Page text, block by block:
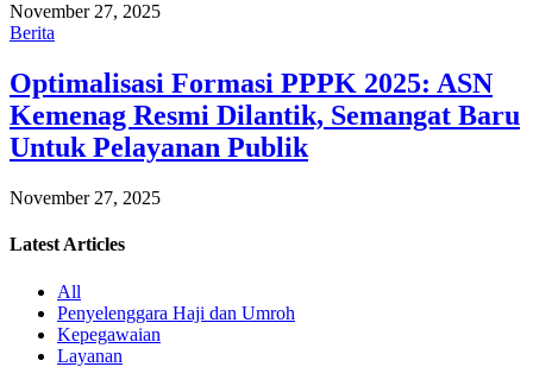
November 27, 2025
Berita
Optimalisasi Formasi PPPK 2025: ASN
Kemenag Resmi Dilantik, Semangat Baru
Untuk Pelayanan Publik
November 27, 2025
Latest Articles
All
Penyelenggara Haji dan Umroh
Kepegawaian
Layanan